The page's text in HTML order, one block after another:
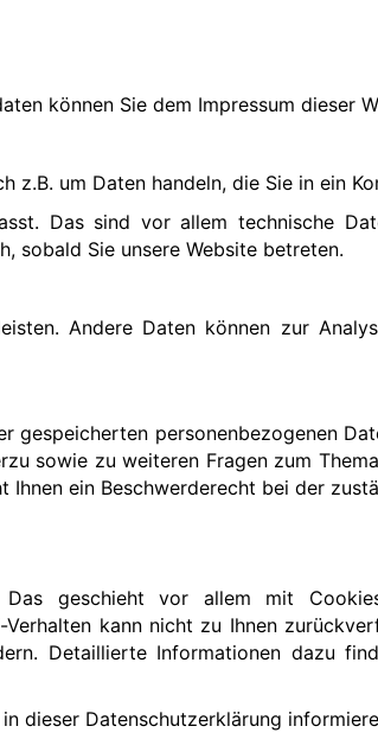
können Sie dem Impressum dieser
z.B. um Daten handeln, die Sie in ein
Das sind vor allem technische
sobald Sie unsere Website betreten.
Andere Daten können zur
personenbezogenen
sowie zu weiteren Fragen zum
Ihnen ein Beschwerderecht bei der
Das geschieht vor allem mit
kann nicht zu Ihnen
Detaillierte Informationen dazu
dieser Datenschutzerklärung